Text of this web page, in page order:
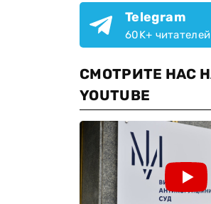
Telegram
60K+ читателей
СМОТРИТЕ НАС
YOUTUBE